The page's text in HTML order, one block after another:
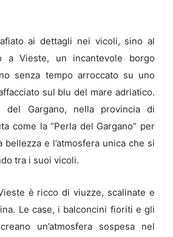
ai dettagli nei vicoli, sino al
a Vieste, un incantevole borgo
senza tempo arroccato su uno
sul blu del mare adriatico.
del Gargano, nella provincia di
come la “Perla del Gargano” per
bellezza e l’atmosfera unica che si
tra i suoi vicoli.
è ricco di viuzze, scalinate e
Le case, i balconcini fioriti e gli
un’atmosfera sospesa nel